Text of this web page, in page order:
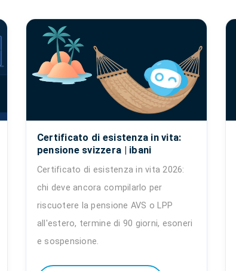
Certificato di esistenza in vita:
pensione svizzera | ibani
Certificato di esistenza in vita 2026:
chi deve ancora compilarlo per
riscuotere la pensione AVS o LPP
all'estero, termine di 90 giorni, esoneri
e sospensione.